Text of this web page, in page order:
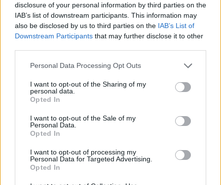
disclosure of your personal information by third parties on the
IAB’s list of downstream participants. This information may
also be disclosed by us to third parties on the IAB’s List of
Downstream Participants that may further disclose it to other
Please note that this website/app uses one or more Google
not limited to your visit or usage behaviour. You may click to
grant or deny consent to Google and its third-party tags to
use your data for below specified purposes in below Google
consent section.
Personal Data Processing Opt Outs
I want to opt-out of the Sharing of my
personal data.
Opted In
I want to opt-out of the Sale of my
Personal Data.
Opted In
I want to opt-out of processing my
Personal Data for Targeted Advertising.
Opted In
Τουρισμός για Ολους 2026: Τα SOS για να κερδίσετε το
voucher διακοπών
Το Minecraft έρχεται στο Nintendo Switch 2 όπως δεν το